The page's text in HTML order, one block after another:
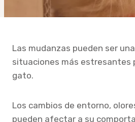
Las mudanzas pueden ser
situaciones más estresantes
gato.
Los cambios de entorno,
pueden afectar a su